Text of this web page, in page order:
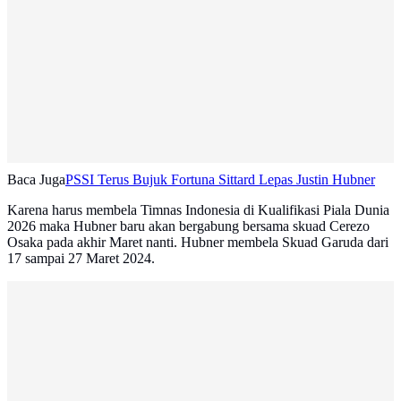
Baca JugaPSSI Terus Bujuk Fortuna Sittard Lepas Justin Hubner
Karena harus membela Timnas Indonesia di Kualifikasi Piala Dunia
2026 maka Hubner baru akan bergabung bersama skuad Cerezo
Osaka pada akhir Maret nanti. Hubner membela Skuad Garuda dari
17 sampai 27 Maret 2024.